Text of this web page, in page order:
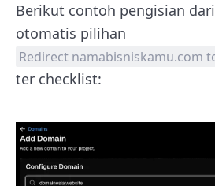
Berikut contoh pengisian
otomatis pilihan
Redirect namabisniskamu.com
ter checklist: